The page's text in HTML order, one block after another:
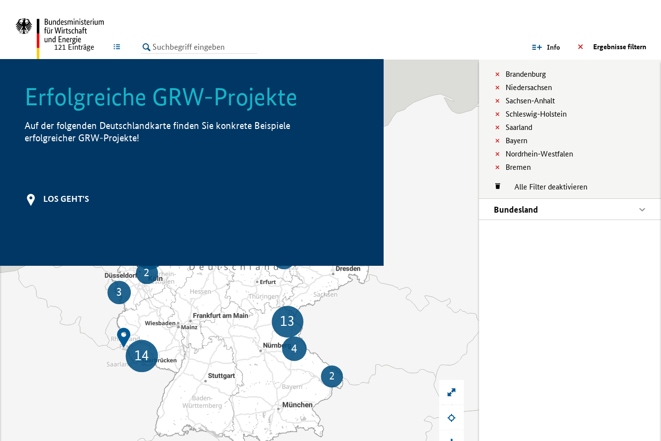
LISTE Ergebnisse filtern
Info
Brandenburg
Niedersachsen
Sachsen-Anhalt
Schleswig-Holstein
Saarland
Bayern
Nordrhein-Westfalen
Bremen
Alle Filter deaktivieren
Bundesland
121 Einträge
Erfolgreiche GRW-Projekte
Auf der folgenden Deutschlandkarte finden Sie konkrete Beispiele
erfolgreicher GRW-Projekte!
LOS GEHT'S